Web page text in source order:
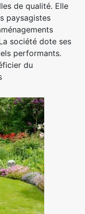
de qualité. Elle
paysagistes
société dote ses
performants.
du